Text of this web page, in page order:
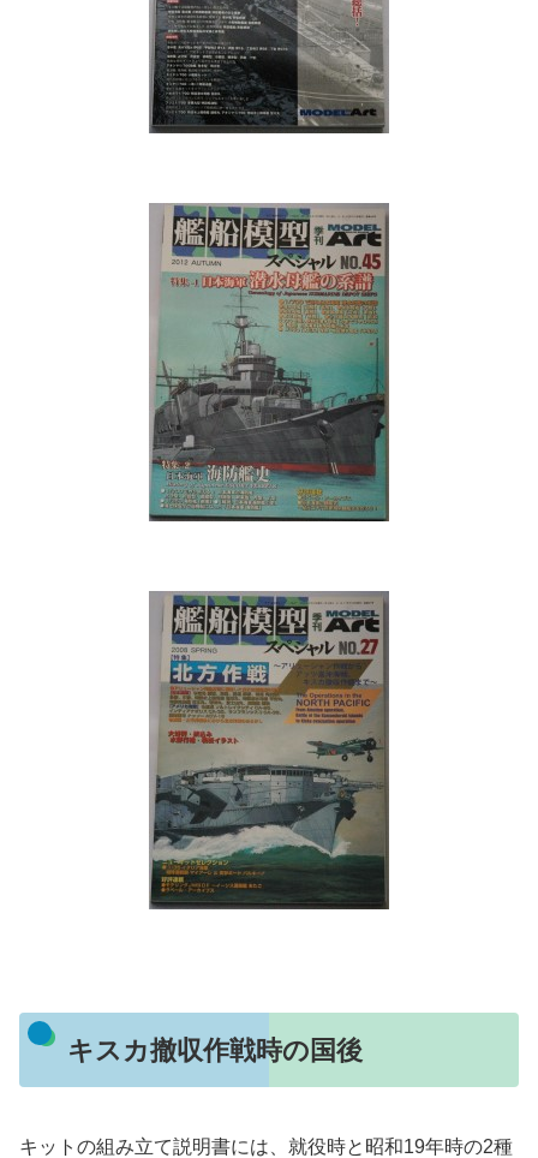
キスカ撤収作戦時の国後
キットの組み立て説明書には、就役時と昭和19年時の2種